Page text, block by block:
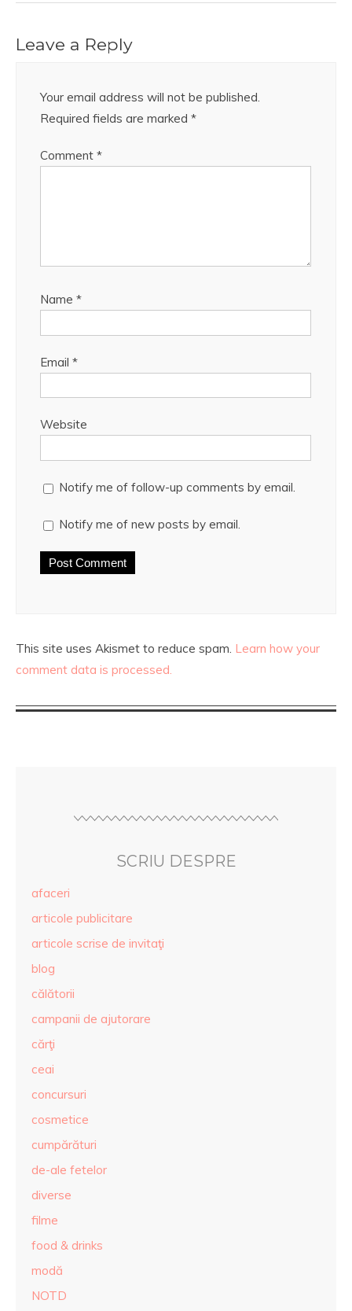
Leave a Reply
Your email address will not be published.
Required fields are marked *
Comment *
Name *
Email *
Website
Notify me of follow-up comments by email.
Notify me of new posts by email.
This site uses Akismet to reduce spam. Learn how your
comment data is processed.
SCRIU DESPRE
afaceri
articole publicitare
articole scrise de invitaţi
blog
călătorii
campanii de ajutorare
cărţi
ceai
concursuri
cosmetice
cumpărături
de-ale fetelor
diverse
filme
food & drinks
modă
NOTD